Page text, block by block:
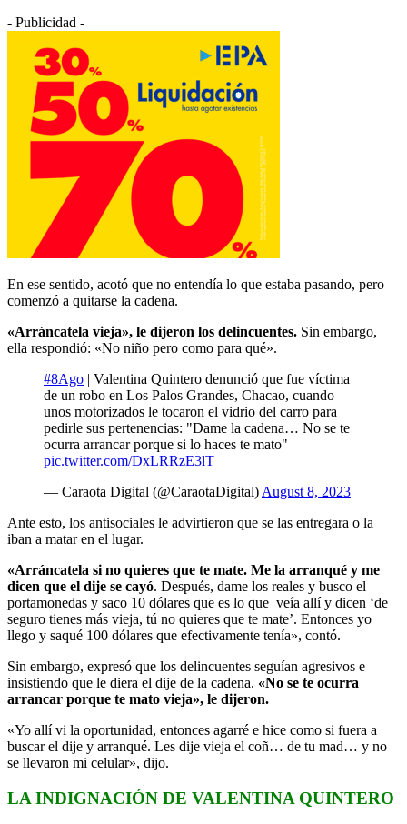
- Publicidad -
En ese sentido, acotó que no entendía lo que estaba pasando, pero
comenzó a quitarse la cadena.
«Arráncatela vieja», le dijeron los delincuentes. Sin embargo,
ella respondió: «No niño pero como para qué».
#8Ago | Valentina Quintero denunció que fue víctima
de un robo en Los Palos Grandes, Chacao, cuando
unos motorizados le tocaron el vidrio del carro para
pedirle sus pertenencias: "Dame la cadena… No se te
ocurra arrancar porque si lo haces te mato"
pic.twitter.com/DxLRRzE3lT
— Caraota Digital (@CaraotaDigital) August 8, 2023
Ante esto, los antisociales le advirtieron que se las entregara o la
iban a matar en el lugar.
«Arráncatela si no quieres que te mate. Me la arranqué y me
dicen que el dije se cayó. Después, dame los reales y busco el
portamonedas y saco 10 dólares que es lo que veía allí y dicen ‘de
seguro tienes más vieja, tú no quieres que te mate’. Entonces yo
llego y saqué 100 dólares que efectivamente tenía», contó.
Sin embargo, expresó que los delincuentes seguían agresivos e
insistiendo que le diera el dije de la cadena. «No se te ocurra
arrancar porque te mato vieja», le dijeron.
«Yo allí vi la oportunidad, entonces agarré e hice como si fuera a
buscar el dije y arranqué. Les dije vieja el coñ… de tu mad… y no
se llevaron mi celular», dijo.
LA INDIGNACIÓN DE VALENTINA QUINTERO